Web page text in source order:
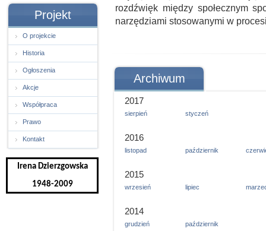
Projekt
O projekcie
Historia
Ogłoszenia
Akcje
Współpraca
Prawo
Kontakt
Irena Dzierzgowska
1948-2009
rozdźwięk między społecznym
narzędziami stosowanymi w
Archiwum
2017
sierpień styczeń
2016
listopad październik
2015
wrzesień lipiec
2014
grudzień październik